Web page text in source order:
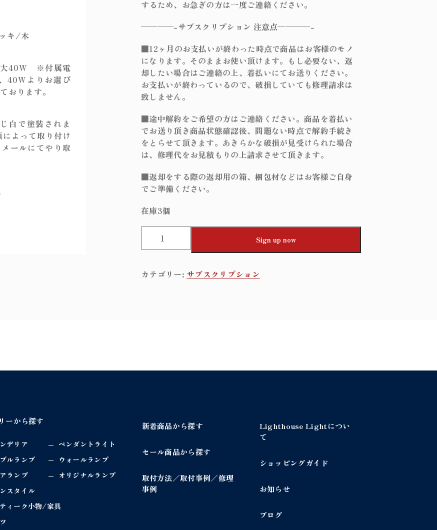
キ/木
40W ※付属電
40Wよりお選び
おります。
白で塗装されま
よって取り付け
ールにてやり取
するため、お急ぎの方は一度ご連絡ください。
————-サブスクリプション 注意点————-
■12ヶ月のお支払いが終わった時点で商品はお客様のモノ
になります。そのままお使い頂けます。もし必要ない、返
却したい場合はご連絡の上、着払いにてお送りください。
お支払いが終わっているので、破損していても修理請求は
致しません。
■途中解約をご希望の方はご連絡ください。商品を着払い
でお送り頂き商品状態確認後、問題ない時点で解約手続き
をとらせて頂きます。あきらかな破損が見受けられた場合
は、修理代をお見積もりの上請求させて頂きます。
■返却をする際の返却用の箱、梱包材などはお客様ご自身
でご準備ください。
在庫3個
s
t
o
n
w
h
Sign up now
カテゴリー: サブスクリプション
ーから探す
デリア
ペンダントライト
ルランプ
ウォールランプ
ランプ
オリジナルランプ
スタイル
ィーク小物/家具
新着商品から探す
セール商品から探す
取付方法／取付事例／修理
事例
Lighthouse Lightについ
て
ショッピングガイド
お知らせ
ブログ